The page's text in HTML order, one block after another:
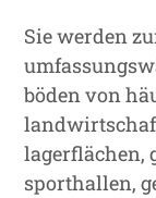
Sie werden
böden von
lagerflächen,
sporthallen,